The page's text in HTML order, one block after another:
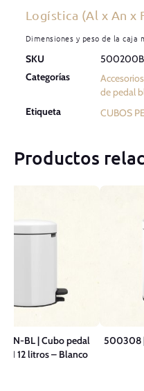
Logística (Al x An x
Dimensiones y peso de la caja
SKU
Categorías
de pedal
Etiqueta
CUBOS
Productos
BL | Cubo pedal
12 litros – Blanco
500308 |